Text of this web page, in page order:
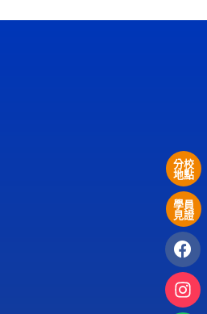
分校
地點
學員
見證